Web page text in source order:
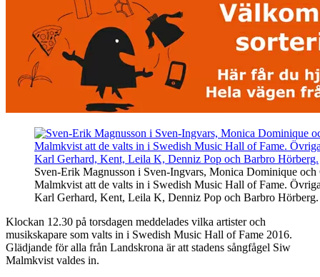
Sven-Erik Magnusson i Sven-Ingvars, Monica Dominique
Malmkvist att de valts in i Swedish Music Hall of Fame.
Karl Gerhard, Kent, Leila K, Denniz Pop och Barbro Hörberg.
Klockan 12.30 på torsdagen meddelades vilka artister och
musikskapare som valts in i Swedish Music Hall of Fame 2016.
Glädjande för alla från Landskrona är att stadens sångfågel Siw
Malmkvist valdes in.